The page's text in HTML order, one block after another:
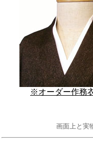
※オーダー作務
画面上と実